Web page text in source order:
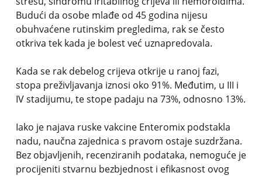
Budući da osobe mlađe od 45 godina nijesu
obuhvaćene rutinskim pregledima, rak se često
otkriva tek kada je bolest već uznapredovala.
Kada se rak debelog crijeva otkrije u ranoj fazi,
stopa preživljavanja iznosi oko 91%. Međutim, u III i
IV stadijumu, te stope padaju na 73%, odnosno 13%.
Iako je najava ruske vakcine Enteromix podstakla
nadu, naučna zajednica s pravom ostaje suzdržana.
Bez objavljenih, recenziranih podataka, nemoguće je
procijeniti stvarnu bezbjednost i efikasnost ovog